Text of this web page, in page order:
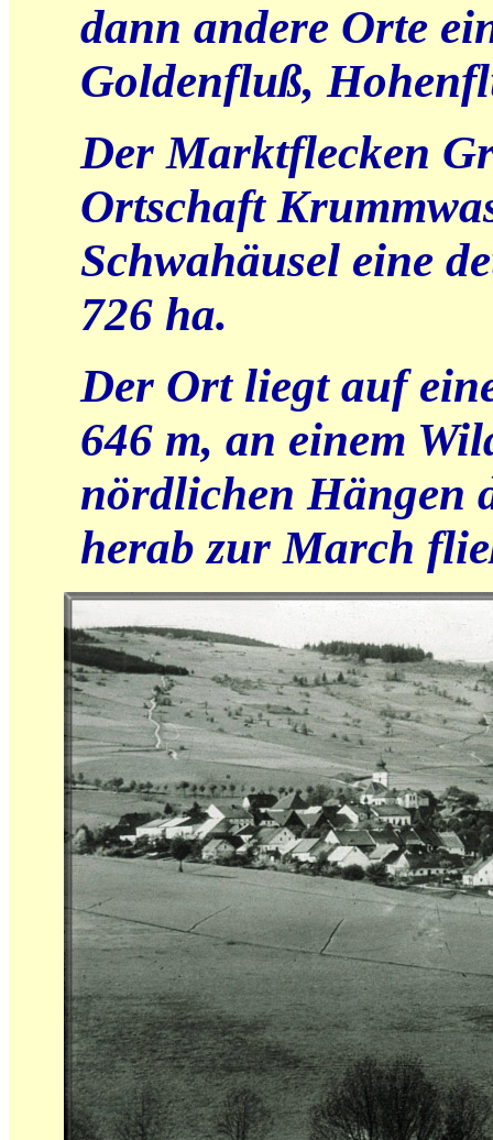
dann andere Orte
Goldenfluß,
Der Marktflecken
Ortschaft
Schwahäusel eine
726 ha.
Der Ort liegt auf
646 m, an einem
nördlichen Hängen
herab zur March